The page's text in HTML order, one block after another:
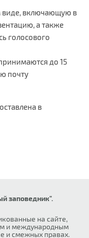
виде, включающую в
а также
голосового
до 15
почту
в
заповедник".
на сайте,
и международным
и смежных правах.